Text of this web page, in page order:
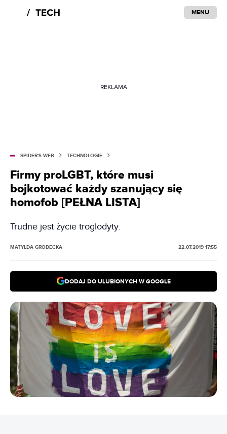
MENU
REKLAMA
SPIDER'S WEB TECHNOLOGIE
Firmy proLGBT, które musi
bojkotować każdy szanujący się
homofob [PEŁNA LISTA]
Trudne jest życie troglodyty.
MATYLDA GRODECKA 22.07.2019 17:55
DODAJ DO ULUBIONYCH W GOOGLE